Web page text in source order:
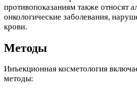
противопоказаниям также относят
онкологические заболевания,
крови.
Методы
Инъекционная косметология
методы: